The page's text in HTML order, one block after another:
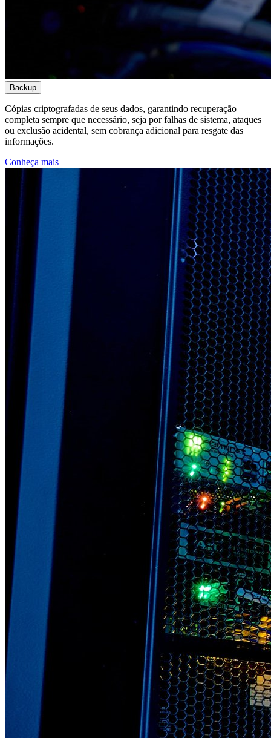
Backup
Cópias criptografadas de seus dados, garantindo recuperação
completa sempre que necessário, seja por falhas de sistema, ataques
ou exclusão acidental, sem cobrança adicional para resgate das
informações.
Conheça mais